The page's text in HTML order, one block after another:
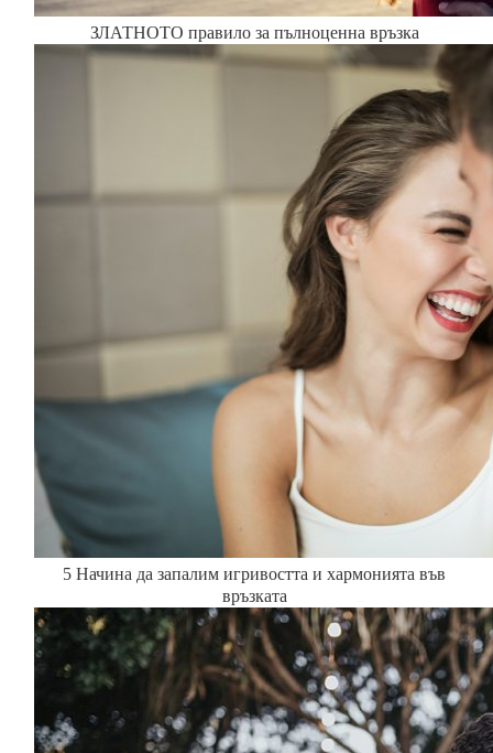
ЗЛАТНОТО правило за пълноценна връзка
5 Начина да запалим игривостта и хармонията във
връзката